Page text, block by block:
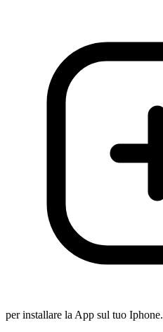
per installare la App sul tuo Iphone.